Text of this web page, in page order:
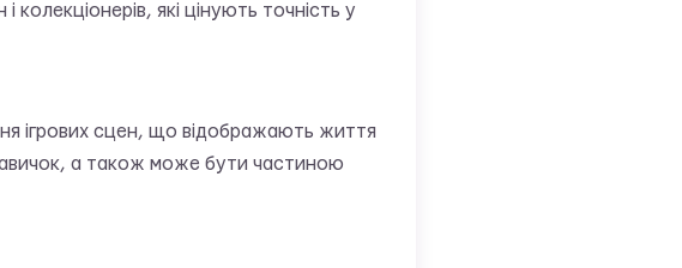
колекціонерів, які цінують точність у
ігрових сцен, що відображають життя
а також може бути частиною